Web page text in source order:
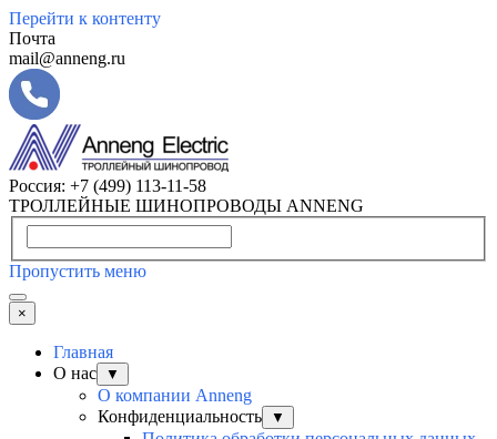
Перейти к контенту
Почта
mail@anneng.ru
Россия: +7 (499) 113-11-58
ТРОЛЛЕЙНЫЕ ШИНОПРОВОДЫ ANNENG
Пропустить меню
×
Главная
О нас
▼
О компании Anneng
Конфиденциальность
▼